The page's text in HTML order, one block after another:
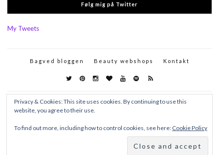
Følg mig på Twitter
My Tweets
Bagved bloggen Beauty webshops Kontakt
Privacy & Cookies: This site uses cookies. By continuing to use this
website, you agree to their use.
To find out more, including how to control cookies, see here: Cookie Policy